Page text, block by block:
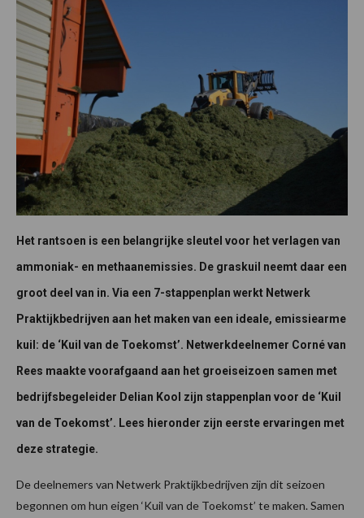
Het rantsoen is een belangrijke sleutel voor het verlagen van
ammoniak- en methaanemissies. De graskuil neemt daar een
groot deel van in. Via een 7-stappenplan werkt Netwerk
Praktijkbedrijven aan het maken van een ideale, emissiearme
kuil: de ‘Kuil van de Toekomst’. Netwerkdeelnemer Corné van
Rees maakte voorafgaand aan het groeiseizoen samen met
bedrijfsbegeleider Delian Kool zijn stappenplan voor de ‘Kuil
van de Toekomst’. Lees hieronder zijn eerste ervaringen met
deze strategie.
De deelnemers van Netwerk Praktijkbedrijven zijn dit seizoen
begonnen om hun eigen ‘Kuil van de Toekomst’ te maken. Samen